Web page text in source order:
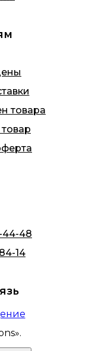
товара
44-48
14
».